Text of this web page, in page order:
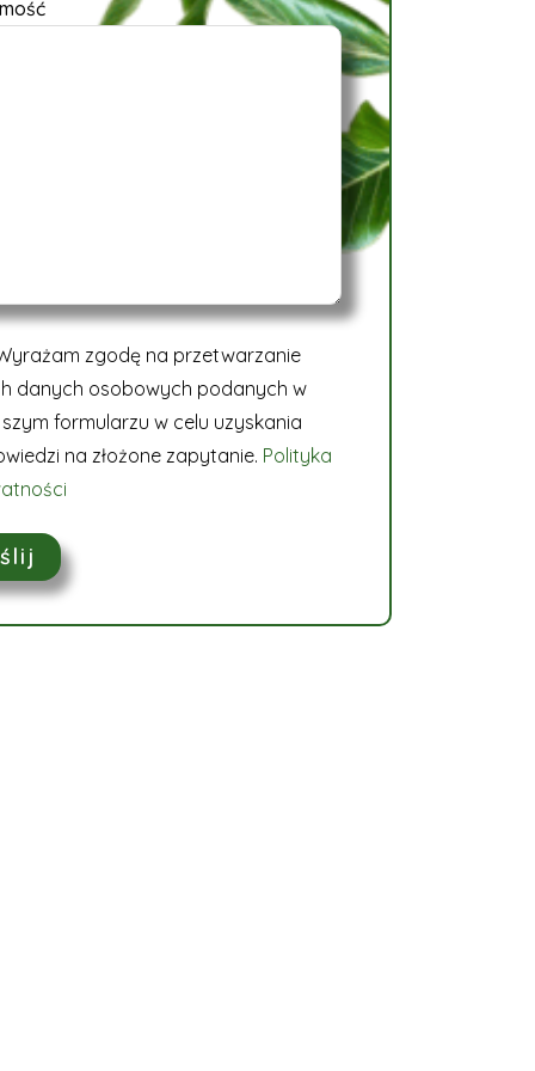
zgodę na przetwarzanie
danych osobowych podanych w
formularzu w celu uzyskania
na złożone zapytanie. Polityka